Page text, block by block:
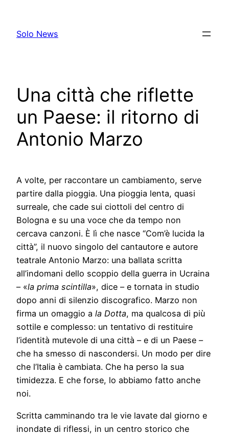
content
Solo News
Una città che riflette
un Paese: il ritorno di
Antonio Marzo
A volte, per raccontare un cambiamento, serve
partire dalla pioggia. Una pioggia lenta, quasi
surreale, che cade sui ciottoli del centro di
Bologna e su una voce che da tempo non
cercava canzoni. È lì che nasce “Com’è lucida la
città”, il nuovo singolo del cantautore e autore
teatrale Antonio Marzo: una ballata scritta
all’indomani dello scoppio della guerra in Ucraina
– «la prima scintilla», dice – e tornata in studio
dopo anni di silenzio discografico. Marzo non
firma un omaggio a la Dotta, ma qualcosa di più
sottile e complesso: un tentativo di restituire
l’identità mutevole di una città – e di un Paese –
che ha smesso di nascondersi. Un modo per dire
che l’Italia è cambiata. Che ha perso la sua
timidezza. E che forse, lo abbiamo fatto anche
noi.
Scritta camminando tra le vie lavate dal giorno e
inondate di riflessi, in un centro storico che